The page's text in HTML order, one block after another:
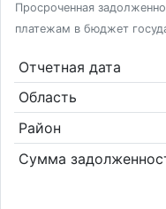
Просроченная
платежам в бюджет
Отчетная дата
Область
Район
Сумма